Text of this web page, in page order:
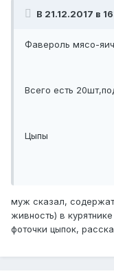
В 21.12.2017 в
Фавероль мясо-
Всего есть
Цыпы
муж сказал,
живность) в
фоточки цыпок,